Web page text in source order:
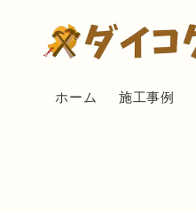
ホーム 施工事例